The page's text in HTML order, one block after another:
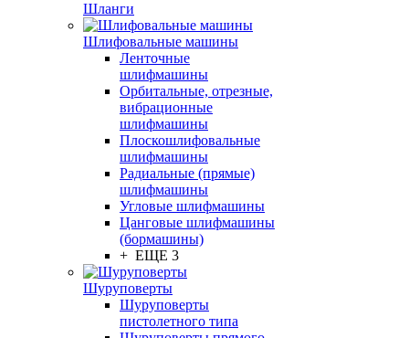
Шланги
Шлифовальные машины
Ленточные
шлифмашины
Орбитальные, отрезные,
вибрационные
шлифмашины
Плоскошлифовальные
шлифмашины
Радиальные (прямые)
шлифмашины
Угловые шлифмашины
Цанговые шлифмашины
(бормашины)
+ ЕЩЕ 3
Шуруповерты
Шуруповерты
пистолетного типа